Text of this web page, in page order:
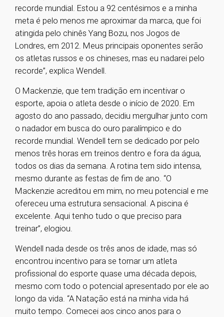
recorde mundial. Estou a 92 centésimos e a minha
meta é pelo menos me aproximar da marca, que foi
atingida pelo chinês Yang Bozu, nos Jogos de
Londres, em 2012. Meus principais oponentes serão
os atletas russos e os chineses, mas eu nadarei pelo
recorde”, explica Wendell.
O Mackenzie, que tem tradição em incentivar o
esporte, apoia o atleta desde o início de 2020. Em
agosto do ano passado, decidiu mergulhar junto com
o nadador em busca do ouro paralímpico e do
recorde mundial. Wendell tem se dedicado por pelo
menos três horas em treinos dentro e fora da água,
todos os dias da semana. A rotina tem sido intensa,
mesmo durante as festas de fim de ano. “O
Mackenzie acreditou em mim, no meu potencial e me
ofereceu uma estrutura sensacional. A piscina é
excelente. Aqui tenho tudo o que preciso para
treinar”, elogiou.
Wendell nada desde os três anos de idade, mas só
encontrou incentivo para se tornar um atleta
profissional do esporte quase uma década depois,
mesmo com todo o potencial apresentado por ele ao
longo da vida. “A Natação está na minha vida há
muito tempo. Comecei aos cinco anos para o